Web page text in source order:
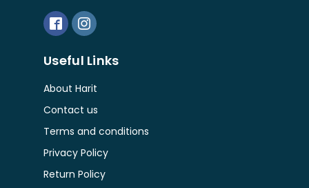
Useful Links
About Harit
Contact us
Terms and conditions
Privacy Policy
Return Policy